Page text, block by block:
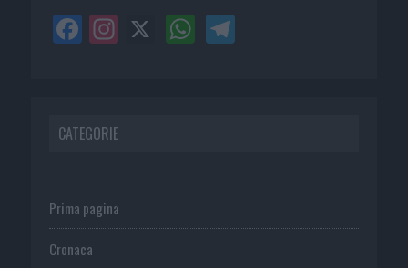
CATEGORIE
Prima pagina
Cronaca